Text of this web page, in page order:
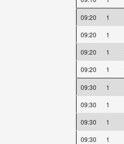
09:20 1
09:20
1
09:20
1
09:20
1
09:30 1
09:30
1
09:30
1
09:30
1